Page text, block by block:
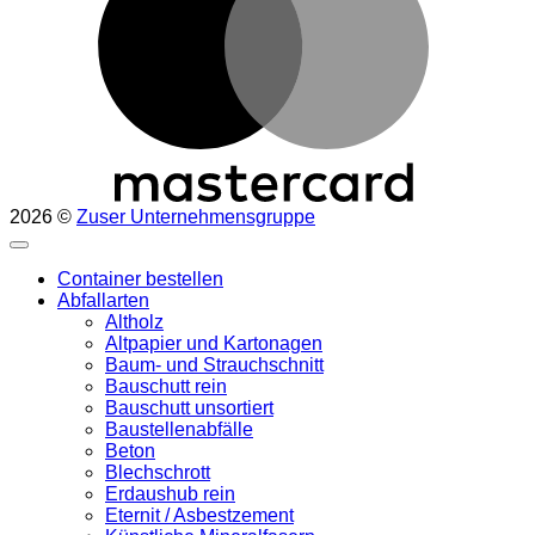
2026 © Zuser Unternehmensgruppe
Container bestellen
Abfallarten
Altholz
Altpapier und Kartonagen
Baum- und Strauchschnitt
Bauschutt rein
Bauschutt unsortiert
Baustellenabfälle
Beton
Blechschrott
Erdaushub rein
Eternit / Asbestzement